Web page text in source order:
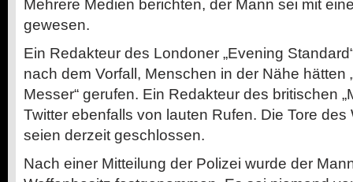
Mehrere Medien berichten, der Mann sei mit
gewesen.
Ein Redakteur des Londoner „Evening
nach dem Vorfall, Menschen in der Nähe hätten
Messer“ gerufen. Ein Redakteur des britischen
Twitter ebenfalls von lauten Rufen. Die Tore
seien derzeit geschlossen.
Nach einer Mitteilung der Polizei wurde der